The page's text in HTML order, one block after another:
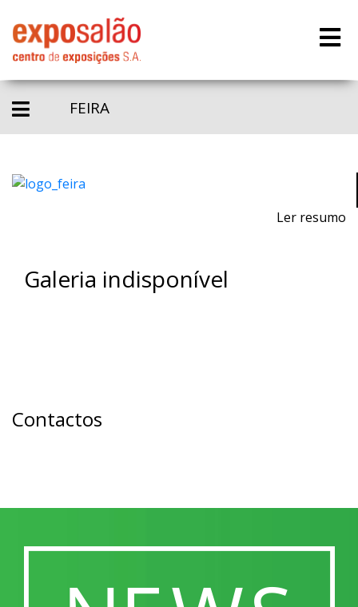
FEIRA
Ler resumo
Galeria indisponível
Contactos